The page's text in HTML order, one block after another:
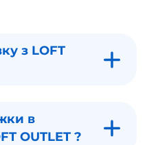
з LOFT
в
OUTLET ?